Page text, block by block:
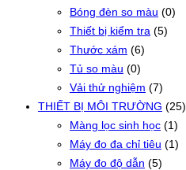
Bóng đèn so màu (0)
Thiết bị kiểm tra (5)
Thước xám (6)
Tủ so màu (0)
Vải thử nghiệm (7)
THIẾT BỊ MÔI TRƯỜNG (25)
Màng lọc sinh học (1)
Máy đo đa chỉ tiêu (1)
Máy đo độ dẫn (5)